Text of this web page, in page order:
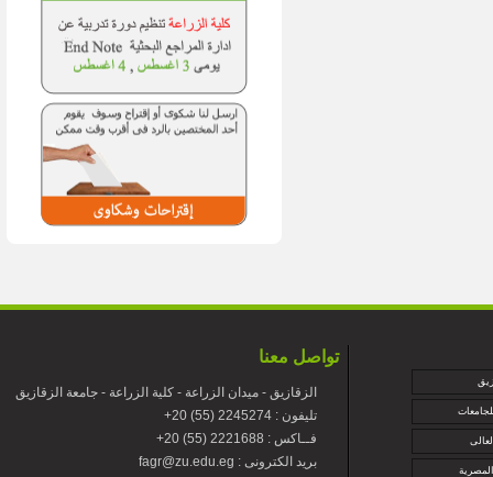
تواصل معنا
الزقازيق - ميدان الزراعة - كلية الزراعة - جامعة الزقازيق
+تليفون : 2245274 (55) 20
+فــاكس : 2221688 (55) 20
fagr@zu.edu.eg : بريد الكترونى